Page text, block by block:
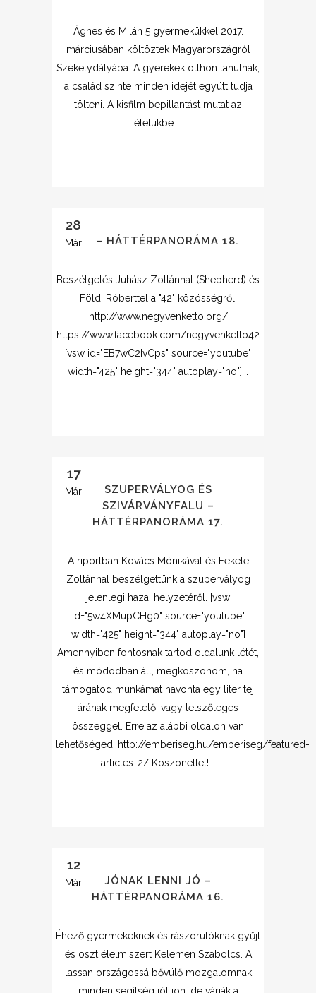
Ágnes és Milán 5 gyermekükkel 2017.
márciusában költöztek Magyarországról
Székelydályába. A gyerekek otthon tanulnak,
a család szinte minden idejét együtt tudja
tölteni. A kisfilm bepillantást mutat az
életükbe....
28
Már42 – HÁTTÉRPANORÁMA 18.
Beszélgetés Juhász Zoltánnal (Shepherd) és
Földi Róberttel a "42" közösségről.
http://www.negyvenketto.org/
https://www.facebook.com/negyvenketto42
[vsw id="EB7wC2IvCps" source="youtube"
width="425" height="344" autoplay="no"]...
17
Már
SZUPERVÁLYOG ÉS
SZIVÁRVÁNYFALU –
HÁTTÉRPANORÁMA 17.
A riportban Kovács Mónikával és Fekete
Zoltánnal beszélgettünk a szupervályog
jelenlegi hazai helyzetéről. [vsw
id="5w4XMupCHg0" source="youtube"
width="425" height="344" autoplay="no"]
Amennyiben fontosnak tartod oldalunk létét,
és módodban áll, megköszönöm, ha
támogatod munkámat havonta egy liter tej
árának megfelelő, vagy tetszőleges
összeggel. Erre az alábbi oldalon van
lehetőséged: http://emberiseg.hu/emberiseg/featured-
articles-2/ Köszönettel!...
12
Már
JÓNAK LENNI JÓ –
HÁTTÉRPANORÁMA 16.
Éhező gyermekeknek és rászorulóknak gyűjt
és oszt élelmiszert Kelemen Szabolcs. A
lassan országossá bővülő mozgalomnak